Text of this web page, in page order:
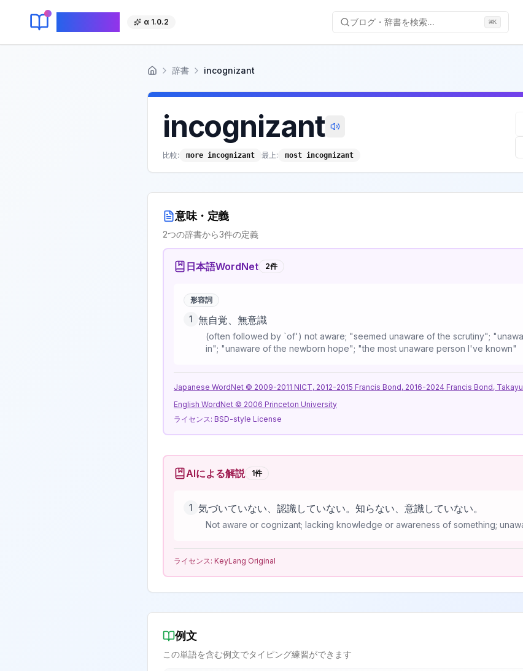
α 1.0.2 ブログ・辞書を検索... ⌘K
ホーム 辞書 incognizant
incognizant
比較: more incognizant 最上: most incognizant
意味・定義
2つの辞書から3件の定義
日本語WordNet 2件
形容詞
1 無自覚、無意識
(often followed by `of') not aware; "seemed unaware of the scrutiny";
in"; "unaware of the newborn hope"; "the most unaware person I've known"
Japanese WordNet © 2009-2011 NICT, 2012-2015 Francis Bond, 2016-2024 Francis Bond,
English WordNet © 2006 Princeton University
ライセンス: BSD-style License
AIによる解説 1件
1 気づいていない、認識していない。知らない、意識していない。
Not aware or cognizant; lacking knowledge or awareness of something;
ライセンス: KeyLang Original
例文
この単語を含む例文でタイピング練習ができます